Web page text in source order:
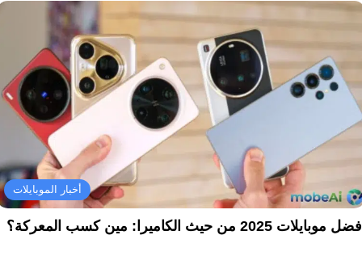
أخبار الموبايلات
موبايلات 2025 من حيث الكاميرا: مين كسب المعركة؟